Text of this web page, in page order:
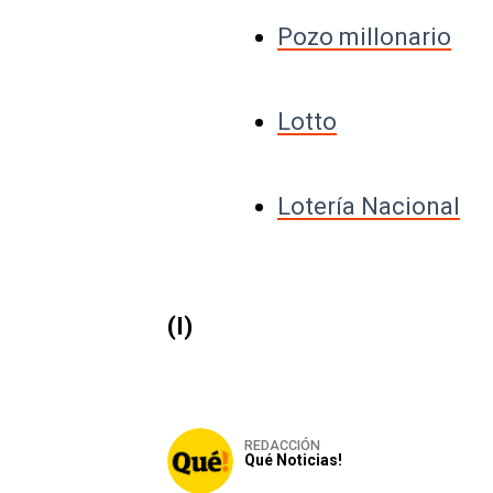
Pozo millonario
Lotto
Lotería Nacional
(I)
REDACCIÓN
Qué Noticias!